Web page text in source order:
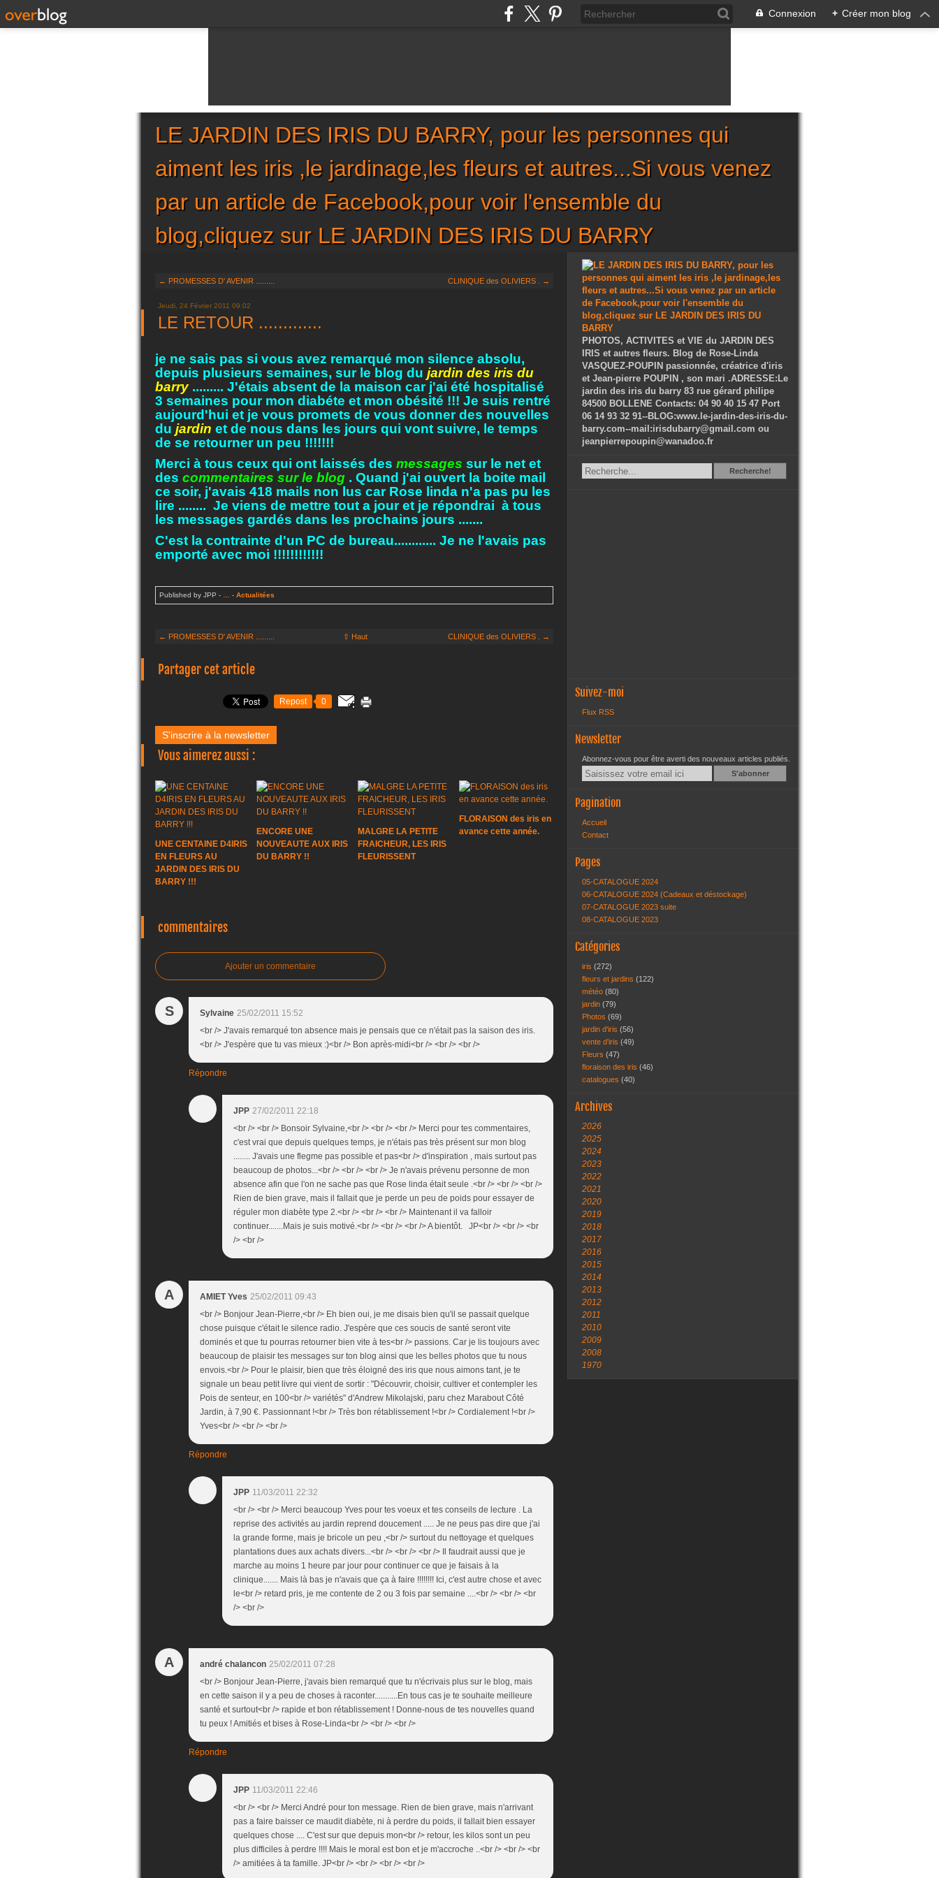
Connexion + Créer mon blog
LE JARDIN DES IRIS DU BARRY, pour les personnes qui
aiment les iris ,le jardinage,les fleurs et autres...Si vous venez
par un article de Facebook,pour voir l'ensemble du
blog,cliquez sur LE JARDIN DES IRIS DU BARRY
← PROMESSES D' AVENIR ......... CLINIQUE des OLIVIERS . →
Jeudi, 24 Février 2011 09:02
LE RETOUR .............
je ne sais pas si vous avez remarqué mon silence absolu,
depuis plusieurs semaines, sur le blog du jardin des iris du
barry ......... J'étais absent de la maison car j'ai été hospitalisé
3 semaines pour mon diabéte et mon obésité !!! Je suis rentré
aujourd'hui et je vous promets de vous donner des nouvelles
du jardin et de nous dans les jours qui vont suivre, le temps
de se retourner un peu !!!!!!!
Merci à tous ceux qui ont laissés des messages sur le net et
des commentaires sur le blog . Quand j'ai ouvert la boite mail
ce soir, j'avais 418 mails non lus car Rose linda n'a pas pu les
lire ........ Je viens de mettre tout a jour et je répondrai à tous
les messages gardés dans les prochains jours .......
C'est la contrainte d'un PC de bureau............ Je ne l'avais pas
emporté avec moi !!!!!!!!!!!!
Published by JPP - - Actualitées
← PROMESSES D' AVENIR ......... ⇧ Haut CLINIQUE des OLIVIERS . →
Partager cet article
Repost 0
S'inscrire à la newsletter
Vous aimerez aussi :
UNE CENTAINE D4IRIS
EN FLEURS AU
JARDIN DES IRIS DU
BARRY !!!
ENCORE UNE
NOUVEAUTE AUX IRIS
DU BARRY !!
MALGRE LA PETITE
FRAICHEUR, LES IRIS
FLEURISSENT
FLORAISON des iris en
avance cette année.
commentaires
Ajouter un commentaire
S Sylvaine 25/02/2011 15:52
<br /> J'avais remarqué ton absence mais je pensais que ce n'était pas la saison des iris.
<br /> J'espère que tu vas mieux :)<br /> Bon après-midi<br /> <br /> <br />
Répondre
JPP 27/02/2011 22:18
<br /> <br /> Bonsoir Sylvaine,<br /> <br /> <br /> Merci pour tes commentaires,
c'est vrai que depuis quelques temps, je n'étais pas très présent sur mon blog
........ J'avais une flegme pas possible et pas<br /> d'inspiration , mais surtout pas
beaucoup de photos...<br /> <br /> <br /> Je n'avais prévenu personne de mon
absence afin que l'on ne sache pas que Rose linda était seule .<br /> <br /> <br />
Rien de bien grave, mais il fallait que je perde un peu de poids pour essayer de
réguler mon diabète type 2.<br /> <br /> <br /> Maintenant il va falloir
continuer.......Mais je suis motivé.<br /> <br /> <br /> A bientôt. JP<br /> <br /> <br
/> <br />
A AMIET Yves 25/02/2011 09:43
<br /> Bonjour Jean-Pierre,<br /> Eh bien oui, je me disais bien qu'il se passait quelque
chose puisque c'était le silence radio. J'espère que ces soucis de santé seront vite
dominés et que tu pourras retourner bien vite à tes<br /> passions. Car je lis toujours avec
beaucoup de plaisir tes messages sur ton blog ainsi que les belles photos que tu nous
envois.<br /> Pour le plaisir, bien que très éloigné des iris que nous aimons tant, je te
signale un beau petit livre qui vient de sortir : "Découvrir, choisir, cultiver et contempler les
Pois de senteur, en 100<br /> variétés" d'Andrew Mikolajski, paru chez Marabout Côté
Jardin, à 7,90 €. Passionnant !<br /> Très bon rétablissement !<br /> Cordialement !<br />
Yves<br /> <br /> <br />
Répondre
JPP 11/03/2011 22:32
<br /> <br /> Merci beaucoup Yves pour tes voeux et tes conseils de lecture . La
reprise des activités au jardin reprend doucement ..... Je ne peus pas dire que j'ai
la grande forme, mais je bricole un peu ,<br /> surtout du nettoyage et quelques
plantations dues aux achats divers...<br /> <br /> <br /> Il faudrait aussi que je
marche au moins 1 heure par jour pour continuer ce que je faisais à la
clinique....... Mais là bas je n'avais que ça à faire !!!!!!!! Ici, c'est autre chose et avec
le<br /> retard pris, je me contente de 2 ou 3 fois par semaine ....<br /> <br /> <br
/> <br />
A andré chalancon 25/02/2011 07:28
<br /> Bonjour Jean-Pierre, j'avais bien remarqué que tu n'écrivais plus sur le blog, mais
en cette saison il y a peu de choses à raconter...........En tous cas je te souhaite meilleure
santé et surtout<br /> rapide et bon rétablissement ! Donne-nous de tes nouvelles quand
tu peux ! Amitiés et bises à Rose-Linda<br /> <br /> <br />
Répondre
JPP 11/03/2011 22:46
<br /> <br /> Merci André pour ton message. Rien de bien grave, mais n'arrivant
pas a faire baisser ce maudit diabète, ni à perdre du poids, il fallait bien essayer
quelques chose .... C'est sur que depuis mon<br /> retour, les kilos sont un peu
plus difficiles à perdre !!!! Mais le moral est bon et je m'accroche ..<br /> <br /> <br
/> amitiées à ta famille. JP<br /> <br /> <br /> <br />
PHOTOS, ACTIVITES et VIE du JARDIN DES
IRIS et autres fleurs. Blog de Rose-Linda
VASQUEZ-POUPIN passionnée, créatrice d'iris
et Jean-pierre POUPIN , son mari .ADRESSE:Le
jardin des iris du barry 83 rue gérard philipe
84500 BOLLENE Contacts: 04 90 40 15 47 Port
06 14 93 32 91--BLOG:www.le-jardin-des-iris-du-
barry.com--mail:irisdubarry@gmail.com ou
jeanpierrepoupin@wanadoo.fr
RechercheRecherche!
Suivez-moi
Flux RSS
Newsletter
Abonnez-vous pour être averti des nouveaux articles publiés.
Email
Pagination
Accueil
Contact
Pages
05-CATALOGUE 2024
06-CATALOGUE 2024 (Cadeaux et déstockage)
07-CATALOGUE 2023 suite
08-CATALOGUE 2023
Catégories
iris (272)
fleurs et jardins (122)
météo (80)
jardin (79)
Photos (69)
jardin d'iris (56)
vente d'iris (49)
Fleurs (47)
floraison des iris (46)
catalogues (40)
Archives
2026
2025
2024
2023
2022
2021
2020
2019
2018
2017
2016
2015
2014
2013
2012
2011
2010
2009
2008
1970